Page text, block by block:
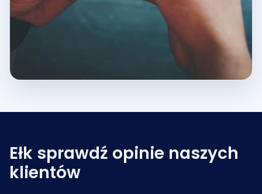
Ełk sprawdź opinie naszych
klientów